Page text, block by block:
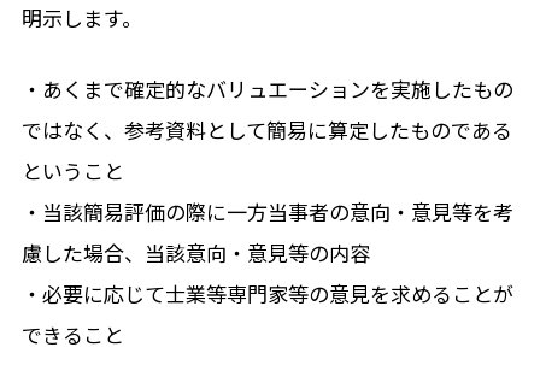
明示します。
・あくまで確定的なバリュエーションを実施したもの
ではなく、参考資料として簡易に算定したものである
ということ
・当該簡易評価の際に一方当事者の意向・意見等を考
慮した場合、当該意向・意見等の内容
・必要に応じて士業等専門家等の意見を求めることが
できること